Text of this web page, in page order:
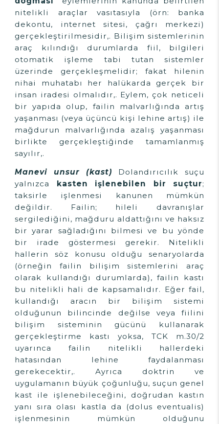
nitelikli araçlar vasıtasıyla (örn: banka
dekontu, internet sitesi, çağrı merkezi)
gerçekleştirilmesidir,. Bilişim sistemlerinin
araç kılındığı durumlarda fiil, bilgileri
otomatik işleme tabi tutan sistemler
üzerinde gerçekleşmelidir; fakat hilenin
nihai muhatabı her halükarda gerçek bir
insan iradesi olmalıdır,. Eylem, çok neticeli
bir yapıda olup, failin malvarlığında artış
yaşanması (veya üçüncü kişi lehine artış) ile
mağdurun malvarlığında azalış yaşanması
birlikte gerçekleştiğinde tamamlanmış
sayılır,.
Manevi unsur (kast) Dolandırıcılık suçu
yalnızca
kasten işlenebilen bir suçtur;
taksirle işlenmesi kanunen mümkün
değildir. Failin; hileli davranışlar
sergilediğini, mağduru aldattığını ve haksız
bir yarar sağladığını bilmesi ve bu yönde
bir irade göstermesi gerekir. Nitelikli
hallerin söz konusu olduğu senaryolarda
(örneğin failin bilişim sistemlerini araç
olarak kullandığı durumlarda), failin kastı
bu nitelikli hali de kapsamalıdır. Eğer fail,
kullandığı aracın bir bilişim sistemi
olduğunun bilincinde değilse veya fiilini
bilişim sisteminin gücünü kullanarak
gerçekleştirme kastı yoksa, TCK m.30/2
uyarınca failin nitelikli hallerdeki
hatasından lehine faydalanması
gerekecektir,. Ayrıca doktrin ve
uygulamanın büyük çoğunluğu, suçun genel
kast ile işlenebileceğini, doğrudan kastın
yanı sıra olası kastla da (dolus eventualis)
işlenmesinin mümkün olduğunu